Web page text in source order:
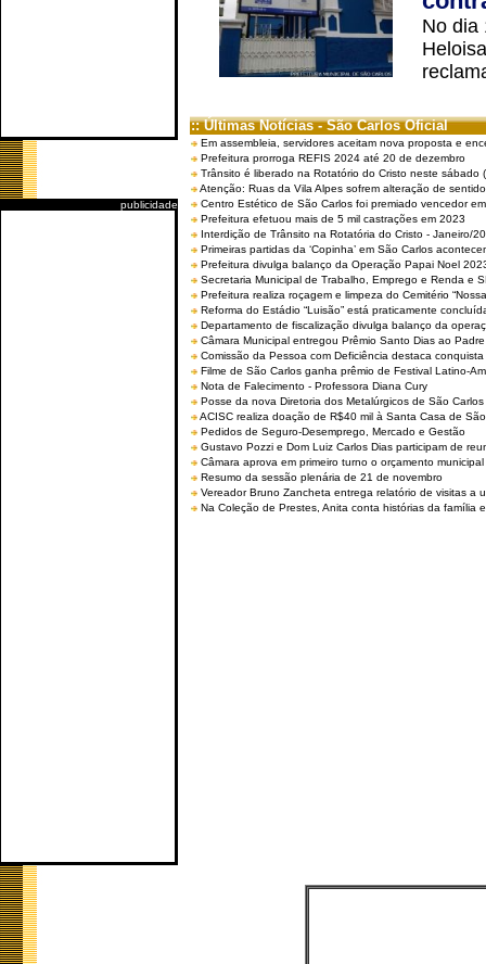
publicidade
No dia
:: Últimas Notícias - São Carlos Oficial
Em assembleia, servidores aceitam nova proposta e
Prefeitura prorroga REFIS 2024 até 20 de dezembro
Trânsito é liberado na Rotatório do Cristo neste sábado
Atenção: Ruas da Vila Alpes sofrem alteração de
Centro Estético de São Carlos foi premiado vencedor
Prefeitura efetuou mais de 5 mil castrações em 2023
Interdição de Trânsito na Rotatória do Cristo - Janeiro/
Primeiras partidas da ‘Copinha’ em São Carlos
Prefeitura divulga balanço da Operação Papai Noel
Secretaria Municipal de Trabalho, Emprego e Renda e
Prefeitura realiza roçagem e limpeza do Cemitério
Reforma do Estádio “Luisão” está praticamente
Departamento de fiscalização divulga balanço da
Câmara Municipal entregou Prêmio Santo Dias ao
Comissão da Pessoa com Deficiência destaca
Filme de São Carlos ganha prêmio de Festival Latino-
Nota de Falecimento - Professora Diana Cury
Posse da nova Diretoria dos Metalúrgicos de São
ACISC realiza doação de R$40 mil à Santa Casa de
Pedidos de Seguro-Desemprego, Mercado e Gestão
Gustavo Pozzi e Dom Luiz Carlos Dias participam de
Câmara aprova em primeiro turno o orçamento
Resumo da sessão plenária de 21 de novembro
Vereador Bruno Zancheta entrega relatório de visitas a
Na Coleção de Prestes, Anita conta histórias da família